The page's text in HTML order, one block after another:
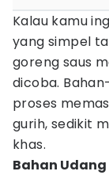
Kalau kamu
yang simpel
goreng saus
dicoba.
proses
gurih, sedikit
khas.
Bahan